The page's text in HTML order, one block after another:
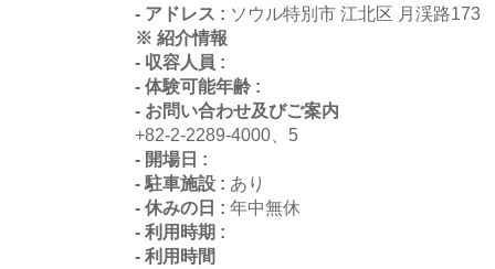
- アドレス : ソウル特別市 江北区 月渓路173
※ 紹介情報
- 収容人員 :
- 体験可能年齢 :
- お問い合わせ及びご案内
+82-2-2289-4000、5
- 開場日 :
- 駐車施設 : あり
- 休みの日 : 年中無休
- 利用時期 :
- 利用時間